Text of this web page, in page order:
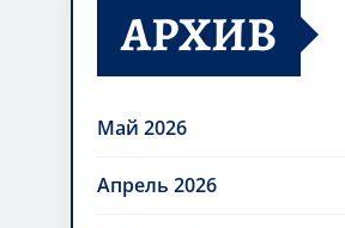
АРХИВ
Май 2026
Апрель 2026